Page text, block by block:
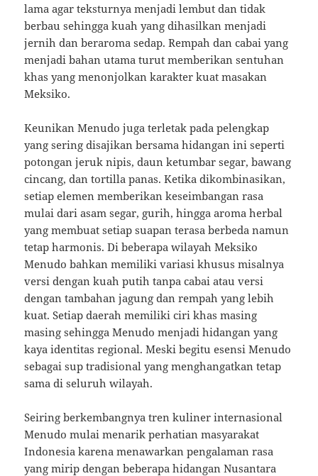
lama agar teksturnya menjadi lembut dan tidak
berbau sehingga kuah yang dihasilkan menjadi
jernih dan beraroma sedap. Rempah dan cabai yang
menjadi bahan utama turut memberikan sentuhan
khas yang menonjolkan karakter kuat masakan
Meksiko.
Keunikan Menudo juga terletak pada pelengkap
yang sering disajikan bersama hidangan ini seperti
potongan jeruk nipis, daun ketumbar segar, bawang
cincang, dan tortilla panas. Ketika dikombinasikan,
setiap elemen memberikan keseimbangan rasa
mulai dari asam segar, gurih, hingga aroma herbal
yang membuat setiap suapan terasa berbeda namun
tetap harmonis. Di beberapa wilayah Meksiko
Menudo bahkan memiliki variasi khusus misalnya
versi dengan kuah putih tanpa cabai atau versi
dengan tambahan jagung dan rempah yang lebih
kuat. Setiap daerah memiliki ciri khas masing
masing sehingga Menudo menjadi hidangan yang
kaya identitas regional. Meski begitu esensi Menudo
sebagai sup tradisional yang menghangatkan tetap
sama di seluruh wilayah.
Seiring berkembangnya tren kuliner internasional
Menudo mulai menarik perhatian masyarakat
Indonesia karena menawarkan pengalaman rasa
yang mirip dengan beberapa hidangan Nusantara